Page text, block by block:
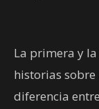
La primera y
historias sobre
diferencia